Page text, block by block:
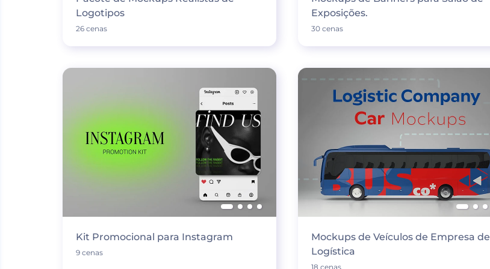
Logotipos
26 cenas
Exposições.
30 cenas
Kit Promocional para Instagram
9 cenas
Mockups de Veículos de Empresa de
Logística
18 cenas